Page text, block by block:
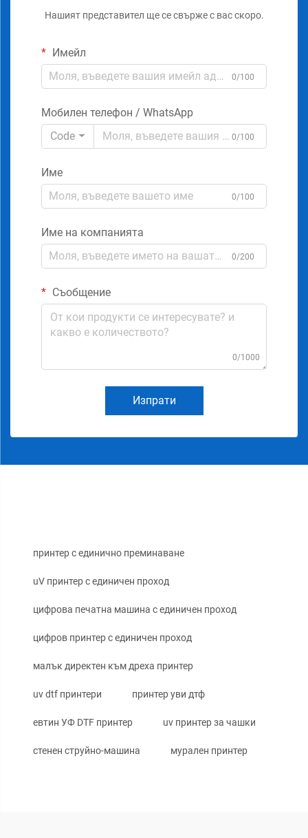
Нашият представител ще се свърже с вас скоро.
Имейл
0/100
Мобилен телефон / WhatsApp
Code
0/100
Име
0/100
Име на компанията
0/200
Съобщение
0/1000
Изпрати
принтер с единично преминаване
uV принтер с единичен проход
цифрова печатна машина с единичен проход
цифров принтер с единичен проход
малък директен към дреха принтер
uv dtf принтери принтер уви дтф
евтин УФ DTF принтер uv принтер за чашки
стенен струйно-машина мурален принтер